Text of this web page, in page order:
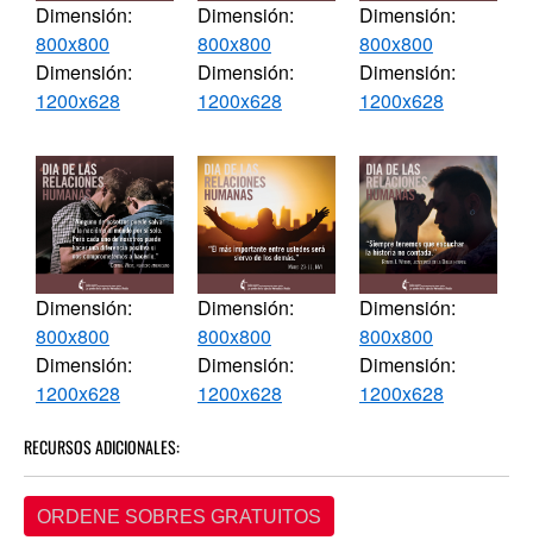
Dimensión:
800x800
Dimensión:
1200x628
Dimensión:
800x800
Dimensión:
1200x628
Dimensión:
800x800
Dimensión:
1200x628
Dimensión:
800x800
Dimensión:
1200x628
Dimensión:
800x800
Dimensión:
1200x628
Dimensión:
800x800
Dimensión:
1200x628
RECURSOS ADICIONALES:
ORDENE SOBRES GRATUITOS